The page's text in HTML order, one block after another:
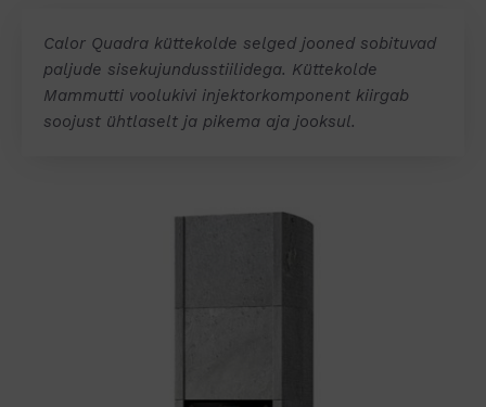
Calor Quadra küttekolde selged jooned sobituvad
paljude sisekujundusstiilidega. Küttekolde
Mammutti voolukivi injektorkomponent kiirgab
soojust ühtlaselt ja pikema aja jooksul.